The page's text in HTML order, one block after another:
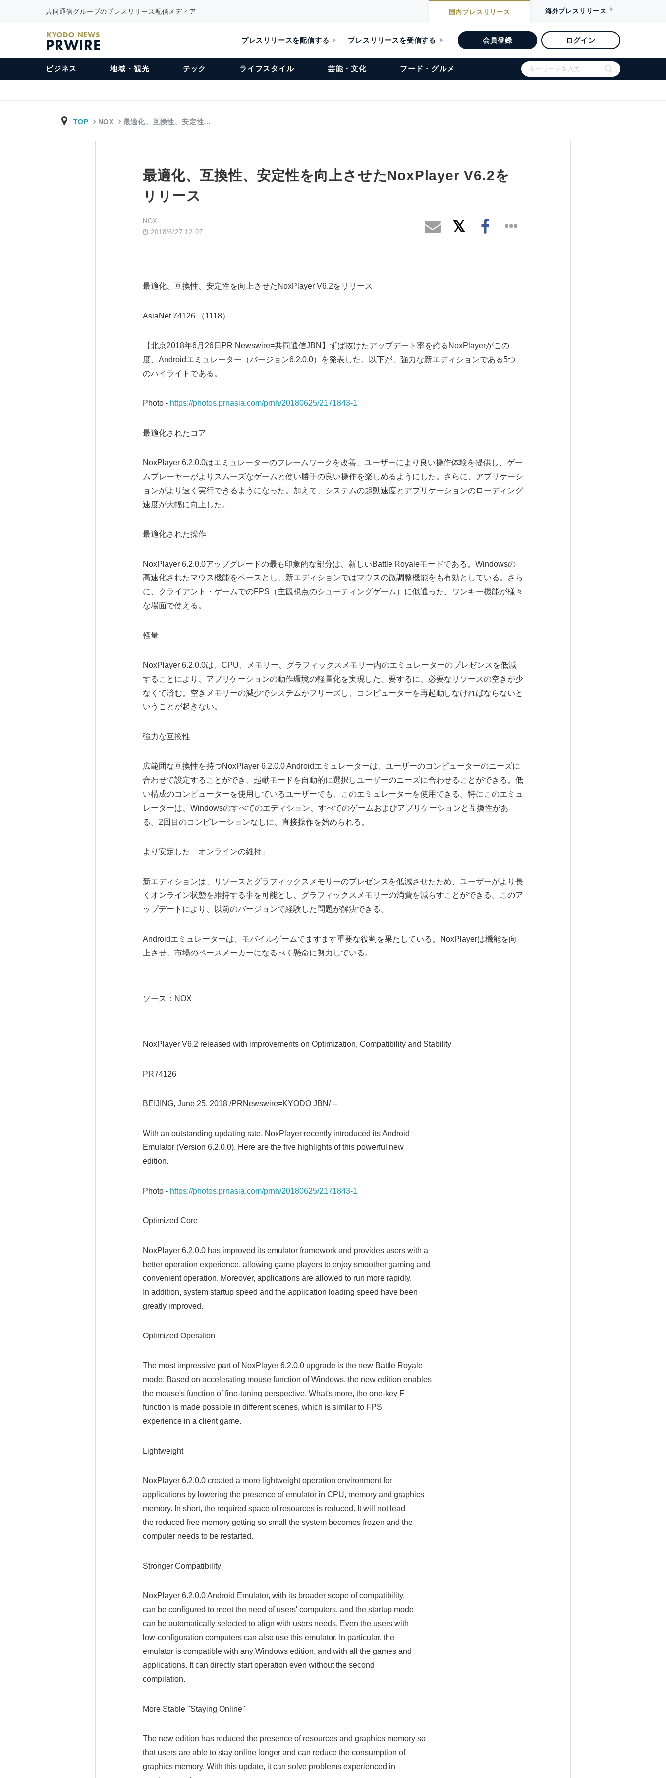
共同通信グループのプレスリリース配信メディア 国内プレスリリース 海外プレスリリース
KYODO NEWS
PRWIRE プレスリリースを配信する プレスリリースを受信する 会員登録 ログイン
ビジネス 地域・観光 テック ライフスタイル 芸能・文化 フード・グルメ
TOP NOX 最適化、互換性、安定性…
最適化、互換性、安定性を向上させたNoxPlayer V6.2を
リリース
NOX
2018/6/27 12:07
最適化、互換性、安定性を向上させたNoxPlayer V6.2をリリース
AsiaNet 74126 （1118）
【北京2018年6月26日PR Newswire=共同通信JBN】ずば抜けたアップデート率を誇るNoxPlayerがこの
度、Androidエミュレーター（バージョン6.2.0.0）を発表した。以下が、強力な新エディションである5つ
のハイライトである。
Photo - https://photos.prnasia.com/prnh/20180625/2171843-1
最適化されたコア
NoxPlayer 6.2.0.0はエミュレーターのフレームワークを改善、ユーザーにより良い操作体験を提供し、ゲー
ムプレーヤーがよりスムーズなゲームと使い勝手の良い操作を楽しめるようにした。さらに、アプリケーシ
ョンがより速く実行できるようになった。加えて、システムの起動速度とアプリケーションのローディング
速度が大幅に向上した。
最適化された操作
NoxPlayer 6.2.0.0アップグレードの最も印象的な部分は、新しいBattle Royaleモードである。Windowsの
高速化されたマウス機能をベースとし、新エディションではマウスの微調整機能をも有効としている。さら
に、クライアント・ゲームでのFPS（主観視点のシューティングゲーム）に似通った、ワンキー機能が様々
な場面で使える。
軽量
NoxPlayer 6.2.0.0は、CPU、メモリー、グラフィックスメモリー内のエミュレーターのプレゼンスを低減
することにより、アプリケーションの動作環境の軽量化を実現した。要するに、必要なリソースの空きが少
なくて済む。空きメモリーの減少でシステムがフリーズし、コンピューターを再起動しなければならないと
いうことが起きない。
強力な互換性
広範囲な互換性を持つNoxPlayer 6.2.0.0 Androidエミュレーターは、ユーザーのコンピューターのニーズに
合わせて設定することができ、起動モードを自動的に選択しユーザーのニーズに合わせることができる。低
い構成のコンピューターを使用しているユーザーでも、このエミュレーターを使用できる。特にこのエミュ
レーターは、Windowsのすべてのエディション、すべてのゲームおよびアプリケーションと互換性があ
る。2回目のコンピレーションなしに、直接操作を始められる。
より安定した「オンラインの維持」
新エディションは、リソースとグラフィックスメモリーのプレゼンスを低減させたため、ユーザーがより長
くオンライン状態を維持する事を可能とし、グラフィックスメモリーの消費を減らすことができる。このア
ップデートにより、以前のバージョンで経験した問題が解決できる。
Androidエミュレーターは、モバイルゲームでますます重要な役割を果たしている。NoxPlayerは機能を向
上させ、市場のペースメーカーになるべく懸命に努力している。
ソース：NOX
NoxPlayer V6.2 released with improvements on Optimization, Compatibility and Stability
PR74126
BEIJING, June 25, 2018 /PRNewswire=KYODO JBN/ --
With an outstanding updating rate, NoxPlayer recently introduced its Android
Emulator (Version 6.2.0.0). Here are the five highlights of this powerful new
edition.
Photo - https://photos.prnasia.com/prnh/20180625/2171843-1
Optimized Core
NoxPlayer 6.2.0.0 has improved its emulator framework and provides users with a
better operation experience, allowing game players to enjoy smoother gaming and
convenient operation. Moreover, applications are allowed to run more rapidly.
In addition, system startup speed and the application loading speed have been
greatly improved.
Optimized Operation
The most impressive part of NoxPlayer 6.2.0.0 upgrade is the new Battle Royale
mode. Based on accelerating mouse function of Windows, the new edition enables
the mouse's function of fine-tuning perspective. What's more, the one-key F
function is made possible in different scenes, which is similar to FPS
experience in a client game.
Lightweight
NoxPlayer 6.2.0.0 created a more lightweight operation environment for
applications by lowering the presence of emulator in CPU, memory and graphics
memory. In short, the required space of resources is reduced. It will not lead
the reduced free memory getting so small the system becomes frozen and the
computer needs to be restarted.
Stronger Compatibility
NoxPlayer 6.2.0.0 Android Emulator, with its broader scope of compatibility,
can be configured to meet the need of users' computers, and the startup mode
can be automatically selected to align with users needs. Even the users with
low-configuration computers can also use this emulator. In particular, the
emulator is compatible with any Windows edition, and with all the games and
applications. It can directly start operation even without the second
compilation.
More Stable "Staying Online"
The new edition has reduced the presence of resources and graphics memory so
that users are able to stay online longer and can reduce the consumption of
graphics memory. With this update, it can solve problems experienced in
English